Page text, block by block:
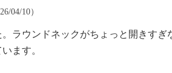
04/10）
ラウンドネックがちょっと開きすぎ
ます。